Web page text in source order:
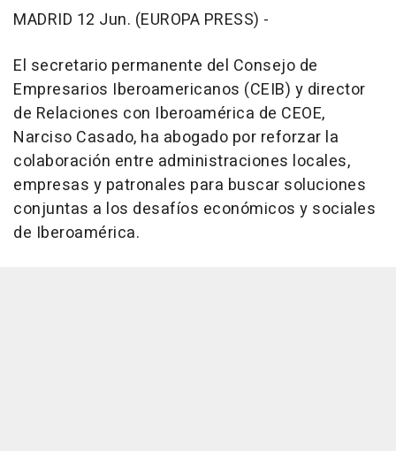
MADRID 12 Jun. (EUROPA PRESS) -
El secretario permanente del Consejo de
Empresarios Iberoamericanos (CEIB) y director
de Relaciones con Iberoamérica de CEOE,
Narciso Casado, ha abogado por reforzar la
colaboración entre administraciones locales,
empresas y patronales para buscar soluciones
conjuntas a los desafíos económicos y sociales
de Iberoamérica.